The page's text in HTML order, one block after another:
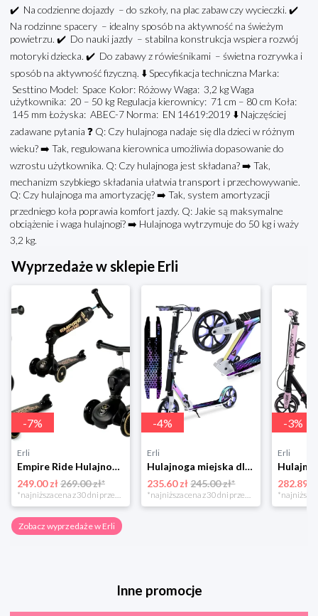
✔️ Na codzienne dojazdy – do szkoły, na plac zabaw czy wycieczki. ✔️
Na rodzinne spacery – idealny sposób na aktywność na świeżym
powietrzu. ✔️ Do nauki jazdy – stabilna konstrukcja wspiera rozwój
motoryki dziecka. ✔️ Do zabawy z rówieśnikami – świetna rozrywka i
sposób na aktywność fizyczną. ⬇️ Specyfikacja techniczna Marka:
Sesttino Model: Space Kolor: Różowy Waga: 3,2 kg Waga
użytkownika: 20 – 50 kg Regulacja kierownicy: 71 cm – 80 cm Koła:
145 mm Łożyska: ABEC-7 Norma: EN 14619:2019 ⬇️ Najczęściej
zadawane pytania ❓ Q: Czy hulajnoga nadaje się dla dzieci w różnym
wieku? ➡️ Tak, regulowana kierownica umożliwia dopasowanie do
wzrostu użytkownika. Q: Czy hulajnoga jest składana? ➡️ Tak,
mechanizm szybkiego składania ułatwia transport i przechowywanie.
Q: Czy hulajnoga ma amortyzację? ➡️ Tak, system amortyzacji
przedniego koła poprawia komfort jazdy. Q: Jakie są maksymalne
obciążenie i waga hulajnogi? ➡️ Hulajnoga wytrzymuje do 50 kg i waży
3,2 kg.
Wyprzedaże w sklepie Erli
-7%
Erli
Empire Ride Hulajnoga Jeździk Scoot 2W1 Highwaykick
249.00 zł269.00 zł*
*najniższa cena z 30 dni przed obniżką
-4%
Erli
Hulajnoga miejska dla dzieci składana duża hamulec amortyzator bergen ELITE
235.60 zł 245.00 zł*
*najniższa cena z 30 dni przed obniżką
-3%
Erli
282.89 zł
Zobacz wyprzedaże w Erli
Inne promocje